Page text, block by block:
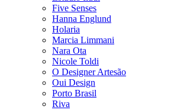
Five Senses
Hanna Englund
Holaria
Marcia Limmani
Nara Ota
Nicole Toldi
O Designer Artesão
Oui Design
Porto Brasil
Riva